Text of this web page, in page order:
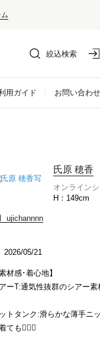
絞込検索
用ガイド お問い合わせ
氏原 穂香
オンライン
149cm
ujichannnn
2026/05/21
素材感･着心地】
ーT:通気性抜群のシアー素
トタンク:滑らかな薄手ニ
ても🙆🏻‍♀️